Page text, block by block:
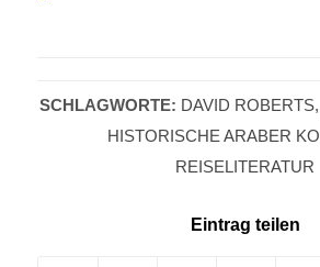
SCHLAGWORTE: DAVID ROBERTS,
HISTORISCHE ARABER
REISELITERATUR
Eintrag teilen